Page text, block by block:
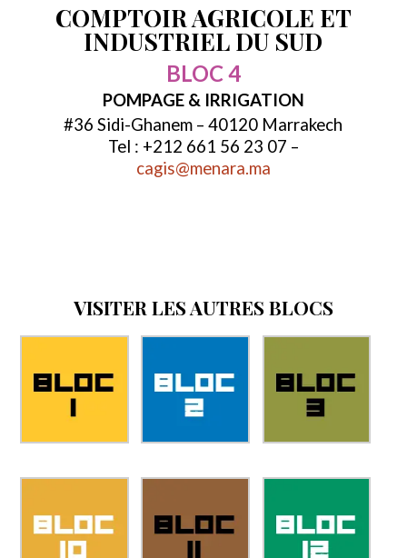
COMPTOIR AGRICOLE ET
INDUSTRIEL DU SUD
BLOC 4
POMPAGE & IRRIGATION
#36 Sidi-Ghanem – 40120 Marrakech
Tel : +212 661 56 23 07 –
cagis@menara.ma
VISITER LES AUTRES BLOCS